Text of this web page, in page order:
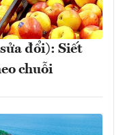
đổi): Siết
chuỗi